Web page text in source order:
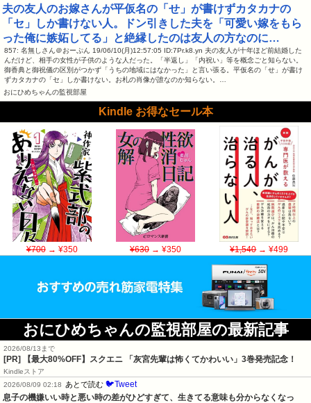
夫の友人のお嫁さんが平仮名の「せ」が書けずカタカナの
「セ」しか書けない人。ドン引きした夫を「可愛い嫁をもら
った俺に嫉妬してる」と絶縁したのは友人の方なのに…
857: 名無しさん＠おーぷん 19/06/10(月)12:57:05 ID:7Pr.k8.yn 夫の友人が十年ほど前結婚した
んだけど、相手の女性が子供のような人だった。「半返し」「内祝い」等を概念ごと知らない。
御香典と御祝儀の区別がつかず「うちの地域にはなかった」と言い張る。平仮名の「せ」が書け
ずカタカナの「セ」しか書けない。お札の肖像が誰なのか知らない。…
おにひめちゃんの監視部屋
Kindle お得なセール本
¥700→ ¥350 ¥630→ ¥350 ¥1,540→ ¥499
おにひめちゃんの監視部屋の最新記事
2026/08/13まで
[PR] 【最大80%OFF】スクエニ 「灰宮先輩は怖くてかわいい」3巻発売記念！
Kindleストア
2026/08/09 02:18
あとで読む 🐦Tweet
息子の機嫌いい時と悪い時の差がひどすぎて、生きてる意味も分からなくなっ